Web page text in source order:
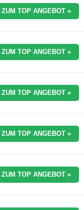
ZUM TOP ANGEBOT »
ZUM TOP ANGEBOT »
ZUM TOP ANGEBOT »
ZUM TOP ANGEBOT »
ZUM TOP ANGEBOT »